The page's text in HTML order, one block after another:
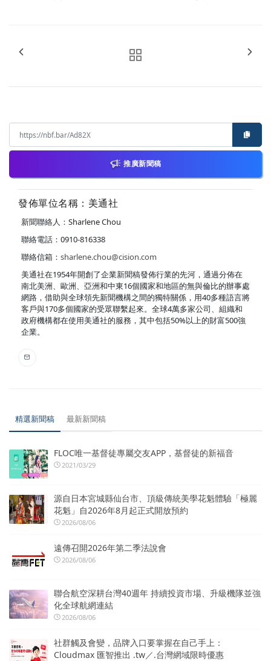
推廣新聞稿
發佈單位名稱：美通社
新聞聯絡人：Sharlene Chou
聯絡電話：0910-816338
聯絡信箱： sharlene.chou@cision.com
美通社在1954年開創了企業新聞稿發佈行業的先河，通過分佈在
南北美洲、歐洲、亞洲和中東16個國家和地區的無與倫比的辦事處
網路，借助與全球領先新聞機構之間的獨特關係，用40多種語言將
客戶與170多個國家的受眾聯繫起來。全球4萬多家公司、組織和
政府機構都在使用美通社的服務，其中包括50%以上的財富500強
企業。
精選新聞稿 最新新聞稿
FLOC唯一基督徒專屬交友APP，基督徒的新福音
2021/03/29
源自日本宮城縣仙台市、頂級傳統美學花魁體驗「極麗
花魁」自2026年8月起正式開放預約
2026/08/06
遠傳召開2026年第二季法說會
2026/08/06
聯合航空深耕台灣40週年 持續投資市場、升級機隊並強
化全球航網連結
2026/08/06
社群觸及會變，品牌入口要掌握在自己手上：
Cloudmax 匯智推出 .tw／.台灣網域限時優惠